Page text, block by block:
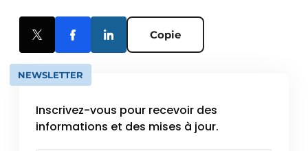
Copie
NEWSLETTER
Inscrivez-vous pour recevoir des
informations et des mises à jour.